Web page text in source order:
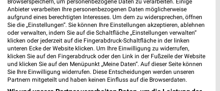
5 Geschäfte und Orte
Zeemann Angebote in LEVERKUSEN
LEVERKUSEN, Deutschland
468,76 km
Anbieter verarbeiten Ihre personenbezogenen Daten möglicherweise
aufgrund eines berechtigten Interesses. Um dem zu widersprechen, öffnen
Sie die „Einstellungen“. Sie können Ihre Einstellungen akzeptieren, ablehnen
oder verwalten, indem Sie auf die Schaltfläche „Einstellungen verwalten“
klicken oder jederzeit auf die Fingerabdruck-Schaltfläche in der linken
unteren Ecke der Website klicken. Um Ihre Einwilligung zu widerrufen,
klicken Sie auf den Fingerabdruck oder den Link in der Fußzeile der Website
und klicken Sie auf den Menüpunkt „Meine Daten“. Auf dieser Seite können
Sie Ihre Einwilligung widerrufen. Diese Entscheidungen werden unseren
Partnern mitgeteilt und haben keinen Einfluss auf die Browserdaten.